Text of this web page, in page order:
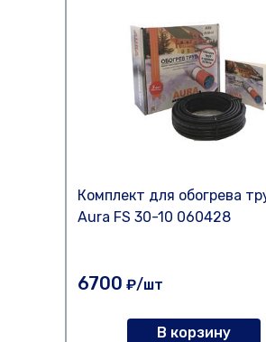
Комплект для обогрева
Aura FS 30-10 060428
6700 ₽/шт
В корзину